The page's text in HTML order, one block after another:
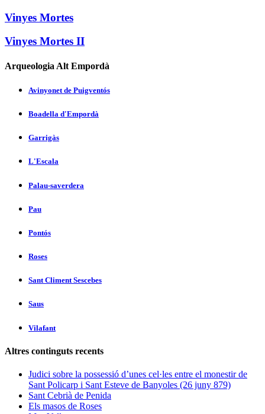
Vinyes Mortes
Vinyes Mortes II
Arqueologia Alt Empordà
Avinyonet de Puigventós
Boadella d'Empordà
Garrigàs
L'Escala
Palau-saverdera
Pau
Pontós
Roses
Sant Climent Sescebes
Saus
Vilafant
Altres continguts recents
Judici sobre la possessió d’unes cel·les entre el monestir de
Sant Policarp i Sant Esteve de Banyoles (26 juny 879)
Sant Cebrià de Penida
Els masos de Roses